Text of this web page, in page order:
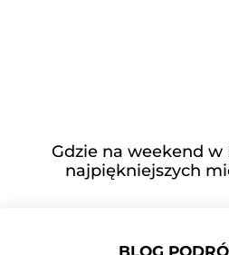
Gdzie na weekend w
najpiękniejszych
BLOG